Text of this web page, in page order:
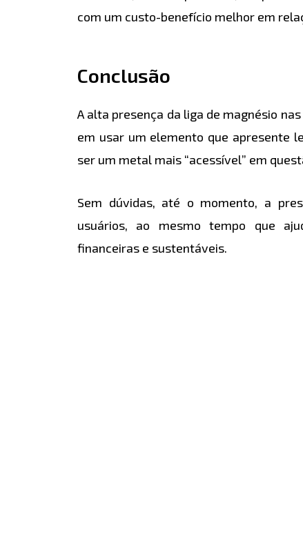
com um custo-benefício melhor em
Conclusão
A alta presença da liga de magnésio
em usar um elemento que apresente
ser um metal mais “acessível” em
Sem dúvidas, até o momento, a
usuários, ao mesmo tempo que
financeiras e sustentáveis.